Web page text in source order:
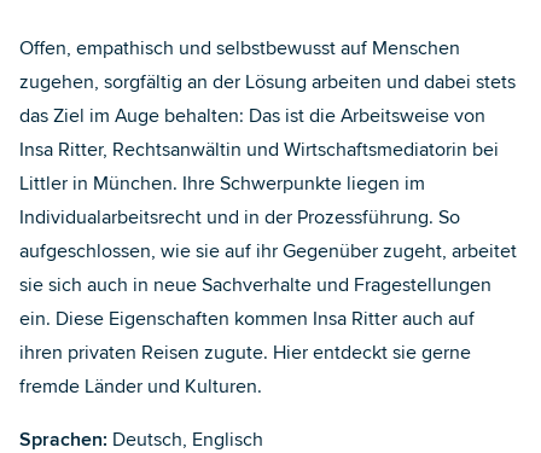
Offen, empathisch und selbstbewusst auf Menschen
zugehen, sorgfältig an der Lösung arbeiten und dabei stets
das Ziel im Auge behalten: Das ist die Arbeitsweise von
Insa Ritter, Rechtsanwältin und Wirtschaftsmediatorin bei
Littler in München. Ihre Schwerpunkte liegen im
Individualarbeitsrecht und in der Prozessführung. So
aufgeschlossen, wie sie auf ihr Gegenüber zugeht, arbeitet
sie sich auch in neue Sachverhalte und Fragestellungen
ein. Diese Eigenschaften kommen Insa Ritter auch auf
ihren privaten Reisen zugute. Hier entdeckt sie gerne
fremde Länder und Kulturen.
Sprachen: Deutsch, Englisch